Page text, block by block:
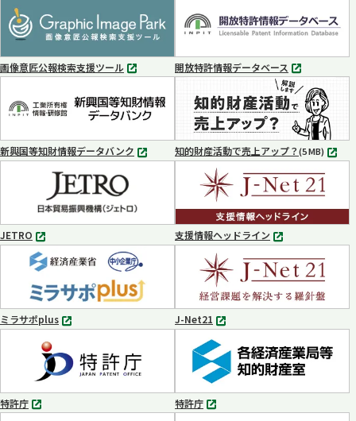
で
開
く
ブ
で
く
画像意匠公報検索支援ツール
別
ブ
で
く
開放特許情報データベース
別
タ
ブ
で
開
く
新興国等知財情報データバンク
別
開
く
知的財産活動で売上アップ？(5 MB) MP4
JETRO
別
タ
ブ
で
開
く
支援情報ヘッドライン
別
タ
ブ
で
開
く
ミラサポplus
別
ブ
で
開
く
J-Net21
別
タ
ブ
で
開
く
特許庁
別
特許庁
別